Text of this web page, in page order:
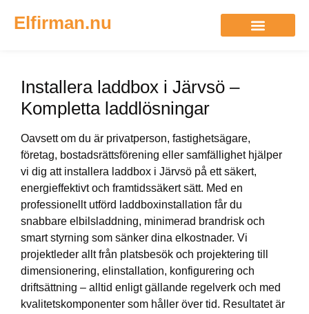
Elfirman.nu
Installera laddbox i Järvsö –
Kompletta laddlösningar
Oavsett om du är privatperson, fastighetsägare,
företag, bostadsrättsförening eller samfällighet hjälper
vi dig att installera laddbox i Järvsö på ett säkert,
energieffektivt och framtidssäkert sätt. Med en
professionellt utförd laddboxinstallation får du
snabbare elbilsladdning, minimerad brandrisk och
smart styrning som sänker dina elkostnader. Vi
projektleder allt från platsbesök och projektering till
dimensionering, elinstallation, konfigurering och
driftsättning – alltid enligt gällande regelverk och med
kvalitetskomponenter som håller över tid. Resultatet är